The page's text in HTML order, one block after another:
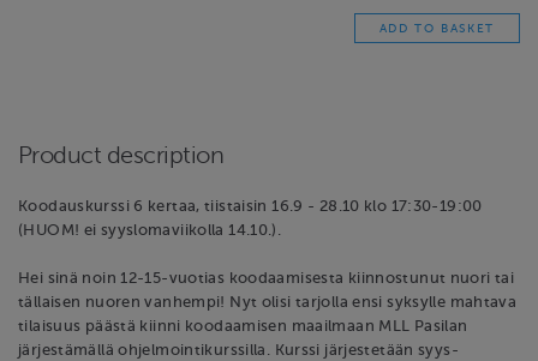
Product description
Koodauskurssi 6 kertaa, tiistaisin 16.9 - 28.10 klo 17:30-19:00
(HUOM! ei syyslomaviikolla 14.10.).
Hei sinä noin 12-15-vuotias koodaamisesta kiinnostunut nuori tai
tällaisen nuoren vanhempi! Nyt olisi tarjolla ensi syksylle mahtava
tilaisuus päästä kiinni koodaamisen maailmaan MLL Pasilan
järjestämällä ohjelmointikurssilla. Kurssi järjestetään syys-